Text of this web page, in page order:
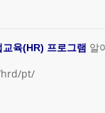
교육(HR) 프로그램 알
hrd/pt/